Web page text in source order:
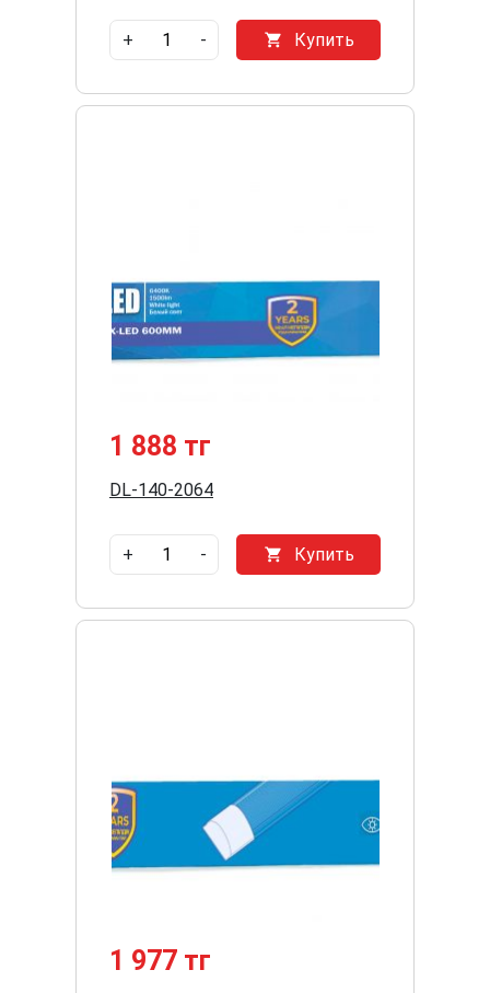
+ - Купить
1 888 тг
DL-140-2064
+ - Купить
1 977 тг